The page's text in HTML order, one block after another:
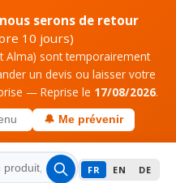
serons de retour
10 jours)
Alma) sont temporairement
un devis ou laisser votre
— Reprise le 17/08/2026.
🔔 Me prévenir
FR EN DE